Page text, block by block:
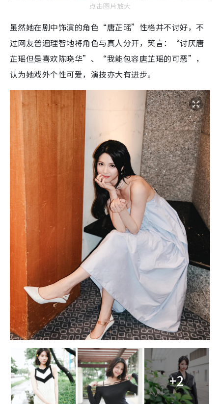
点击图片放大
虽然她在剧中饰演的角色“唐芷瑶”性格并不讨好，不
过网友普遍理智地将角色与真人分开，笑言：“讨厌唐
芷瑶但是喜欢陈晓华”、“我能包容唐芷瑶的可恶”，
认为她戏外个性可爱，演技亦大有进步。
+2